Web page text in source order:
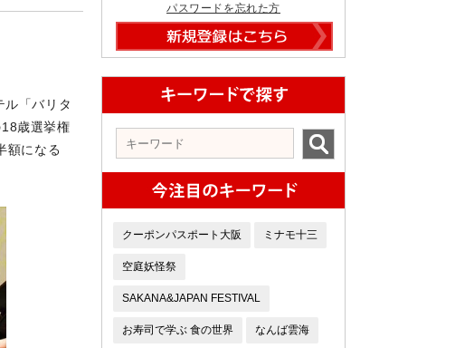
ル「バリタ
歳選挙権
額になる
パスワードを忘れた方
クーポンパスポート大阪 ミナモ十三
空庭妖怪祭
SAKANA&JAPAN FESTIVAL
お寿司で学ぶ 食の世界 なんば雲海